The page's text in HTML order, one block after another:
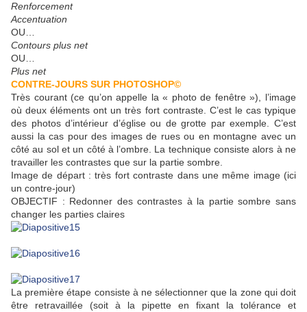
Renforcement
Accentuation
OU…
Contours plus net
OU…
Plus net
CONTRE-JOURS SUR PHOTOSHOP©
Très courant (ce qu’on appelle la « photo de fenêtre »), l’image
où deux éléments ont un très fort contraste. C’est le cas typique
des photos d’intérieur d’église ou de grotte par exemple. C’est
aussi la cas pour des images de rues ou en montagne avec un
côté au sol et un côté à l’ombre. La technique consiste alors à ne
travailler les contrastes que sur la partie sombre.
Image de départ : très fort contraste dans une même image (ici
un contre-jour)
OBJECTIF : Redonner des contrastes à la partie sombre sans
changer les parties claires
La première étape consiste à ne sélectionner que la zone qui doit
être retravaillée (soit à la pipette en fixant la tolérance et